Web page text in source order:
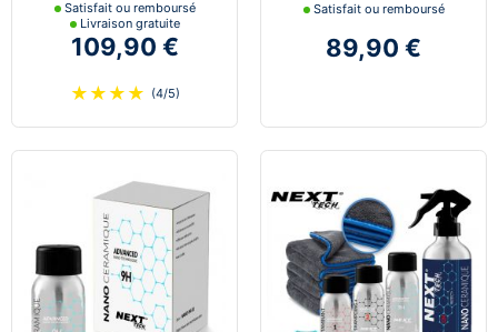
Satisfait ou remboursé
Livraison gratuite
109,90 €
★ ★ ★ ★ (4/5)
Satisfait ou remboursé
89,90 €